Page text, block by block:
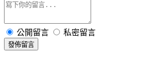
公開留言 私密留言
發佈留言